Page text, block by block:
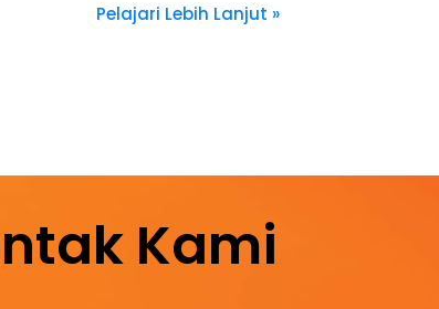
Pelajari Lebih Lanjut »
Kami